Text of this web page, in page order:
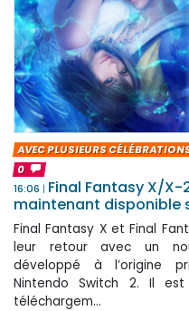
AVEC PLUSIEURS
0
16:06
Final Fantasy X/X-
maintenant disponible
Final Fantasy X et Final
leur retour avec un
développé à l’origine
Nintendo Switch 2. Il est
téléchargem...